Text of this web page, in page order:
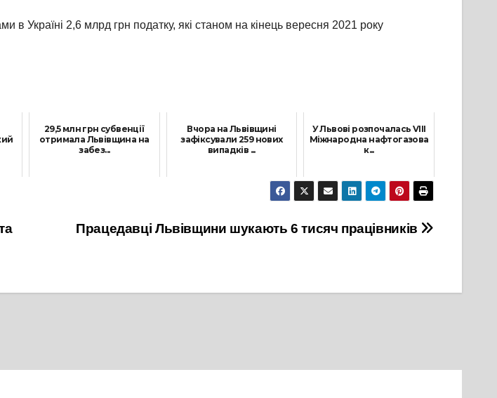
Україні 2,6 млрд грн податку, які станом на кінець вересня 2021 року
29,5 млн грн субвенції
отримала Львівщина на
забез...
Вчора на Львівщині
зафіксували 259 нових
випадків ...
У Львові розпочалась VIII
Міжнародна нафтогазова
к...
27 Травня, 2021
Працедавці Львівщини шукають 6 тисяч працівників